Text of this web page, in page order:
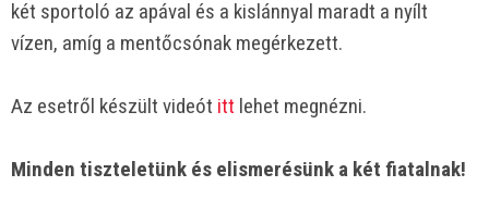
két sportoló az apával és a kislánnyal maradt a nyílt
vízen, amíg a mentőcsónak megérkezett.
Az esetről készült videót itt lehet megnézni.
Minden tiszteletünk és elismerésünk a két fiatalnak!